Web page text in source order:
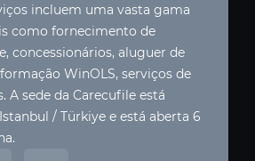
incluem uma vasta gama
como fornecimento de
concessionários, aluguer de
WinOLS, serviços de
A sede da Carecufile está
/ Türkiye e está aberta 6